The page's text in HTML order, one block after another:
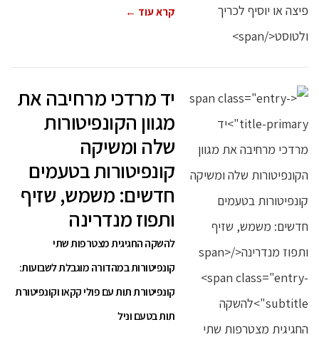
קרא עוד ←
יד מרדכי מרחיבה את
מגוון הקונפיטורות
שלה ומשיקה
קונפיטורות בטעמים
חדשים: משמש, שזיף
ותפוז מנדרינה
להשקה החגיגית מצטרפות שתי
קונפיטורות במהדורה מוגבלת לשבועות:
קונפיטורת תות עם פולי קקאו וקונפיטורת
תות בטעם וניל